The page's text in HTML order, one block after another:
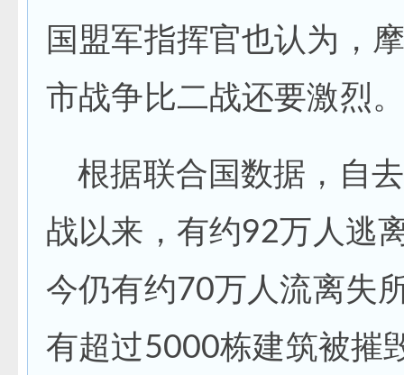
国盟军指挥官也认为，
市战争比二战还要激烈。
根据联合国数据，自
战以来，有约92万人逃
今仍有约70万人流离失
有超过5000栋建筑